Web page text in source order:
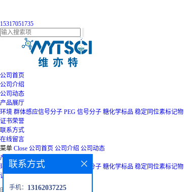
15317051735
公司首页
公司介绍
公司动态
产品展厅
环境 群体感应信号分子 PEG 信号分子 糖化学标品 稳定同位素标记物
证书荣誉
联系方式
在线留言
菜单 Close 公司首页 公司介绍 公司动态
产品展厅
环境 群体感应信号分子 信号分子 糖化学标品 稳定同位素标记物
证书荣誉 联系方式 在线留言
联系方式
手机： 13162037225